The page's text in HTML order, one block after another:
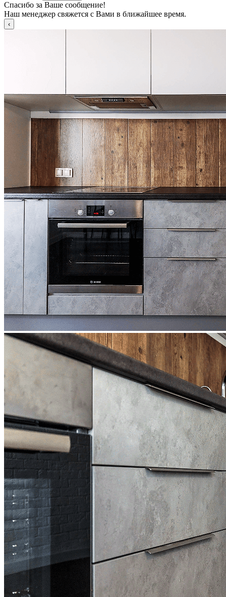
Спасибо за Ваше сообщение!
Наш менеджер свяжется с Вами в ближайшее время.